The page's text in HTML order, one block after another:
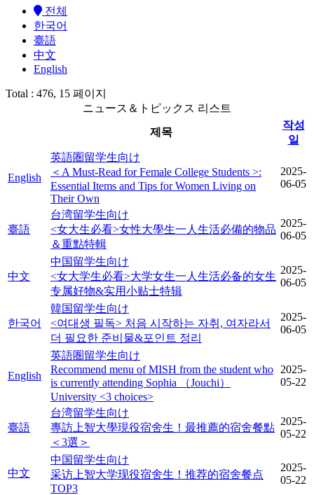
전체
한국어
臺語
中文
English
Total : 476, 15 페이지
ニュース＆トピックス 리스트
제목
작성
일
English
英語圏留学生向け
＜A Must-Read for Female College Students >:
Essential Items and Tips for Women Living on
Their Own
2025-
06-05
臺語
台湾留学生向け
<女大生必看>女性大學生一人生活必備的物品
＆重點特輯
2025-
06-05
中文
中国留学生向け
<女大学生必看>大学女生一人生活必备的女生
专属好物&实用小贴士特辑
2025-
06-05
한국어
韓国留学生向け
<여대생 필독> 처음 시작하는 자취, 여자라서
더 필요한 준비물&포인트 정리
2025-
06-05
English
英語圏留学生向け
Recommend menu of MISH from the student who
is currently attending Sophia （Jouchi）
University <3 choices>
2025-
05-22
臺語
台湾留学生向け
專訪上智大學現役宿舍生！最推薦的宿舍餐點
＜3選＞
2025-
05-22
中文
中国留学生向け
采访上智大学现役宿舍生！推荐的宿舍餐点
TOP3
2025-
05-22